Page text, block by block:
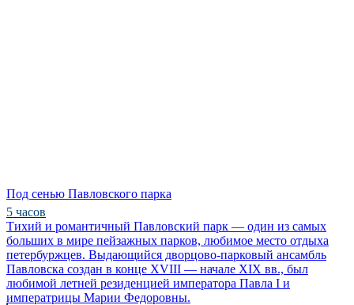
Под сенью Павловского парка
5 часов
Тихий и романтичный Павловский парк — один из самых
больших в мире пейзажных парков, любимое место отдыха
петербуржцев. Выдающийся дворцово-парковый ансамбль
Павловска создан в конце XVIII — начале XIX вв., был
любимой летней резиденцией императора Павла I и
императрицы Марии Федоровны.